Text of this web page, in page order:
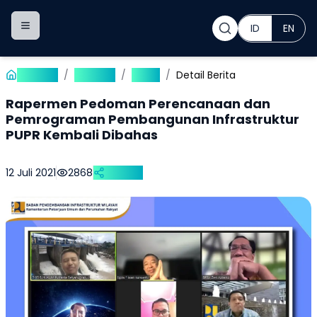
Toggle navigation menu ID EN
/ / / Detail Berita
Rapermen Pedoman Perencanaan dan
Pemrograman Pembangunan Infrastruktur
PUPR Kembali Dibahas
12 Juli 2021 2868